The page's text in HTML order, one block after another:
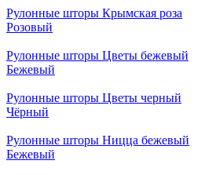
Рулонные шторы Крымская роза
Розовый
Рулонные шторы Цветы бежевый
Бежевый
Рулонные шторы Цветы черный
Чёрный
Рулонные шторы Ницца бежевый
Бежевый